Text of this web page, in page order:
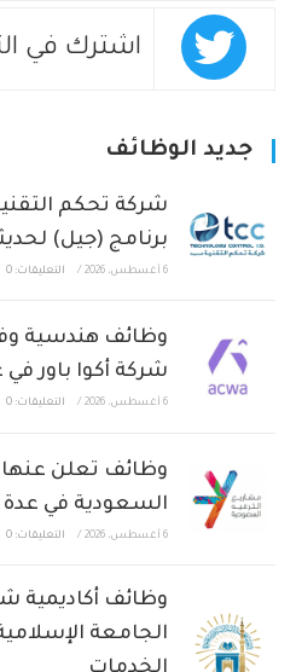
اشترك في
جديد الوظائف
شركة تحكم
برنامج (جيل)
6 أغسطس، 2026 / التعليقات: 0
وظائف هندسية
شركة أكوا باور
6 أغسطس، 2026 / التعليقات: 0
وظائف تعلن عنها
السعودية في
6 أغسطس، 2026 / التعليقات: 0
وظائف أكاديمية
الجامعة